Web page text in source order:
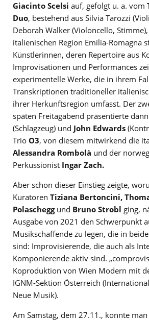
Giacinto Scelsi auf, gefolgt u. a. vom
Duo, bestehend aus Silvia Tarozzi
Deborah Walker (Violoncello,
italienischen Region Emilia-Romagna
Künstlerinnen, deren Repertoire aus
Improvisationen und Performances
experimentelle Werke, die in ihrem
Transkriptionen traditioneller
ihrer Herkunftsregion umfasst. Der
späten Freitagabend präsentierte dann
(Schlagzeug) und John Edwards
Trio O3, von diesem mitwirkend die
Alessandra Rombolà und der
Perkussionist Ingar Zach.
Aber schon dieser Einstieg zeigte,
Kuratoren Tiziana Bertoncini,
Polascheggund Bruno Strobl ging,
Ausgabe von 2021 den Schwerpunkt
Musikschaffende zu legen, die in
sind: Improvisierende, die auch als
Komponierende aktiv sind.
Koproduktion von Wien Modern mit
IGNM-Sektion Österreich
Neue Musik).
Am Samstag, dem 27.11., konnte